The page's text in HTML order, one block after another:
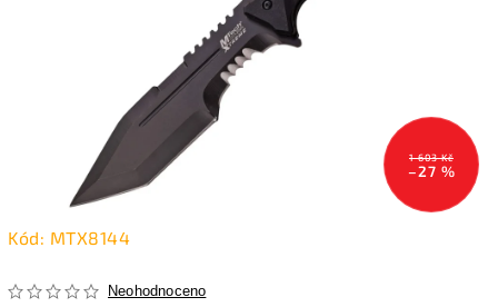
1 603 Kč
–27 %
Kód: MTX8144
Neohodnoceno